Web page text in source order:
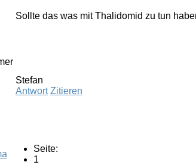
Sollte das was mit Thalidomid zu tun
Stefan
Antwort Zitieren
Seite:
1